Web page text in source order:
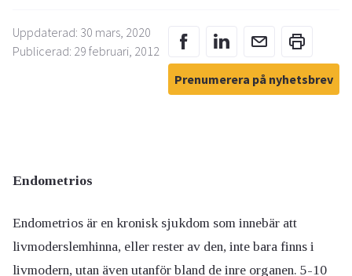
Uppdaterad: 30 mars, 2020
Publicerad: 29 februari, 2012
Prenumerera på nyhetsbrev
Endometrios
Endometrios är en kronisk sjukdom som innebär att
livmoderslemhinna, eller rester av den, inte bara finns i
livmodern, utan även utanför bland de inre organen. 5-10